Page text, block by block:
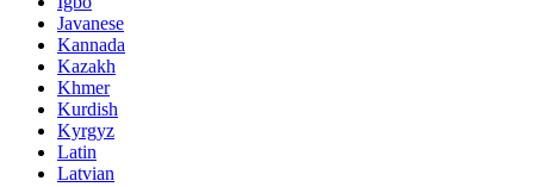
Javanese
Kannada
Kazakh
Khmer
Kurdish
Kyrgyz
Latin
Latvian